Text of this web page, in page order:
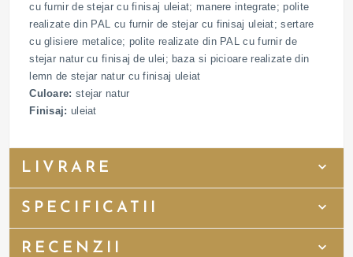
cu furnir de stejar cu finisaj uleiat; manere integrate; polite
realizate din PAL cu furnir de stejar cu finisaj uleiat; sertare
cu glisiere metalice; polite realizate din PAL cu furnir de
stejar natur cu finisaj de ulei; baza si picioare realizate din
lemn de stejar natur cu finisaj uleiat
Culoare: stejar natur
Finisaj: uleiat
LIVRARE
SPECIFICATII
RECENZII